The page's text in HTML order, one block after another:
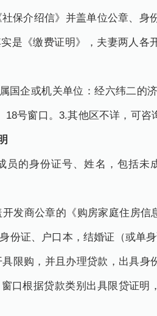
保介绍信》并盖单位公章、
是《缴费证明》，夫妻两人
国企或机关单位：经六纬二
号窗口。3.其他区不详，可咨
员的身份证号、姓名，包括
发商公章的《购房家庭住房
份证、户口本，结婚证（或单
限购，并且办理贷款，出具
口根据贷款类别出具限贷证